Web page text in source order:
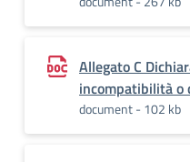
Allegato C
incompatibilità o
document - 102 kb